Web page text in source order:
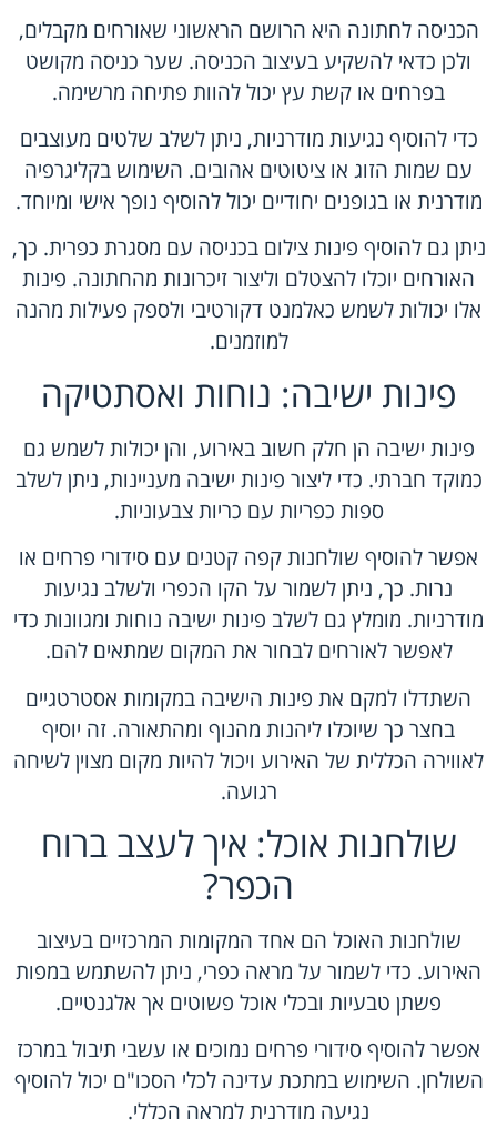
הכניסה לחתונה היא הרושם הראשוני שאורחים מקבלים,
ולכן כדאי להשקיע בעיצוב הכניסה. שער כניסה מקושט
בפרחים או קשת עץ יכול להוות פתיחה מרשימה.
כדי להוסיף נגיעות מודרניות, ניתן לשלב שלטים מעוצבים
עם שמות הזוג או ציטוטים אהובים. השימוש בקליגרפיה
מודרנית או בגופנים יחודיים יכול להוסיף נופך אישי ומיוחד.
ניתן גם להוסיף פינות צילום בכניסה עם מסגרת כפרית. כך,
האורחים יוכלו להצטלם וליצור זיכרונות מהחתונה. פינות
אלו יכולות לשמש כאלמנט דקורטיבי ולספק פעילות מהנה
למוזמנים.
פינות ישיבה: נוחות ואסתטיקה
פינות ישיבה הן חלק חשוב באירוע, והן יכולות לשמש גם
כמוקד חברתי. כדי ליצור פינות ישיבה מעניינות, ניתן לשלב
ספות כפריות עם כריות צבעוניות.
אפשר להוסיף שולחנות קפה קטנים עם סידורי פרחים או
נרות. כך, ניתן לשמור על הקו הכפרי ולשלב נגיעות
מודרניות. מומלץ גם לשלב פינות ישיבה נוחות ומגוונות כדי
לאפשר לאורחים לבחור את המקום שמתאים להם.
השתדלו למקם את פינות הישיבה במקומות אסטרטגיים
בחצר כך שיוכלו ליהנות מהנוף ומהתאורה. זה יוסיף
לאווירה הכללית של האירוע ויכול להיות מקום מצוין לשיחה
רגועה.
שולחנות אוכל: איך לעצב ברוח
הכפר?
שולחנות האוכל הם אחד המקומות המרכזיים בעיצוב
האירוע. כדי לשמור על מראה כפרי, ניתן להשתמש במפות
פשתן טבעיות ובכלי אוכל פשוטים אך אלגנטיים.
אפשר להוסיף סידורי פרחים נמוכים או עשבי תיבול במרכז
השולחן. השימוש במתכת עדינה לכלי הסכו"ם יכול להוסיף
נגיעה מודרנית למראה הכללי.